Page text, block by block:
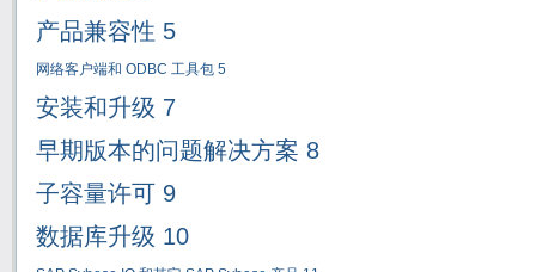
产品兼容性 5
网络客户端和 ODBC 工具包 5
安装和升级 7
早期版本的问题解决方案 8
子容量许可 9
数据库升级 10